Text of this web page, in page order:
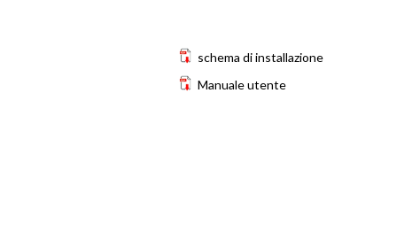
schema di installazione
Manuale utente